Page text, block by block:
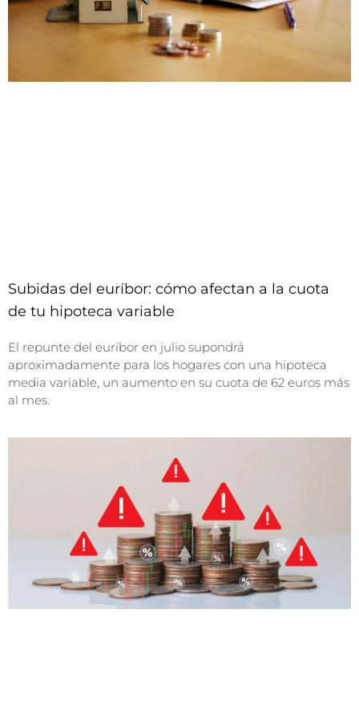
Subidas del euríbor: cómo afectan a la cuota
de tu hipoteca variable
El repunte del euríbor en julio supondrá
aproximadamente para los hogares con una hipoteca
media variable, un aumento en su cuota de 62 euros más
al mes.